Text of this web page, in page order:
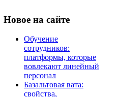
Новое на сайте
Обучение
сотрудников:
платформы, которые
вовлекают линейный
персонал
Базальтовая вата:
свойства,